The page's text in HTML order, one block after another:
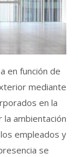
en función de
mediante
en la
la ambientación
empleados y
se